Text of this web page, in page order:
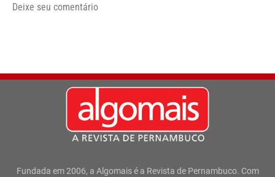
Deixe seu comentário
Fundada em 2006, a Algomais é a Revista de Pernambuco. Com